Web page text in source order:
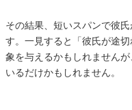
その結果、短いスパンで彼
す。一見すると「彼氏が途
象を与えるかもしれません
いるだけかもしれません。